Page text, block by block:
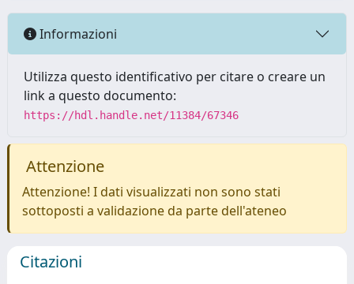
Informazioni
Utilizza questo identificativo per citare o creare un
link a questo documento:
https://hdl.handle.net/11384/67346
Attenzione
Attenzione! I dati visualizzati non sono stati
sottoposti a validazione da parte dell'ateneo
Citazioni